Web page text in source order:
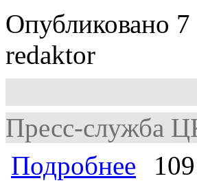
Опубликовано 7
redaktor
Пресс-служба
Подробнее о Отчет